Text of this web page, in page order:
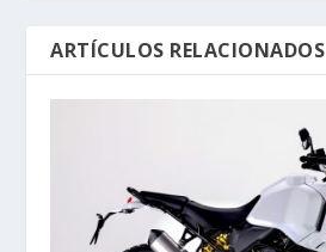
ARTÍCULOS RELACIONADOS